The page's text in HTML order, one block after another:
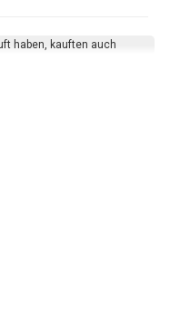
haben, kauften auch